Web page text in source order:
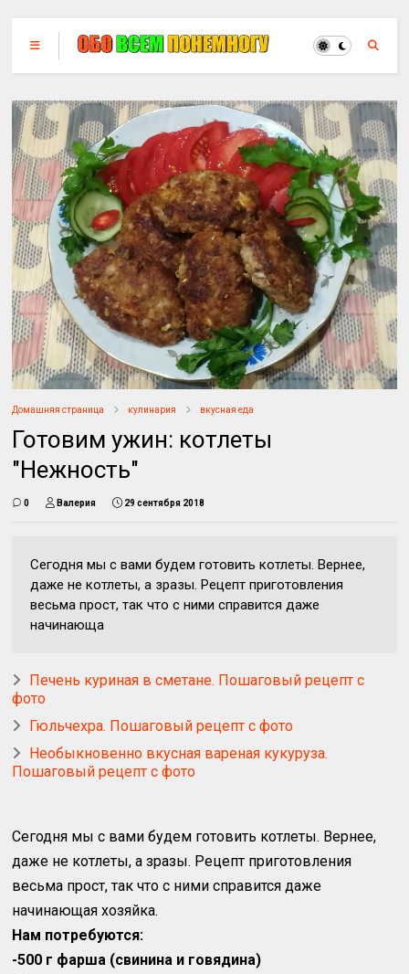
Домашняя страница кулинария вкусная еда
Готовим ужин: котлеты
"Нежность"
0 Валерия 29 сентября 2018
Сегодня мы с вами будем готовить котлеты. Вернее,
даже не котлеты, а зразы. Рецепт приготовления
весьма прост, так что с ними справится даже
начинающа
Печень куриная в сметане. Пошаговый рецепт с
фото
Гюльчехра. Пошаговый рецепт с фото
Необыкновенно вкусная вареная кукуруза.
Пошаговый рецепт с фото
Сегодня мы с вами будем готовить котлеты. Вернее,
даже не котлеты, а зразы. Рецепт приготовления
весьма прост, так что с ними справится даже
начинающая хозяйка.
Нам потребуются:
-500 г фарша (свинина и говядина)